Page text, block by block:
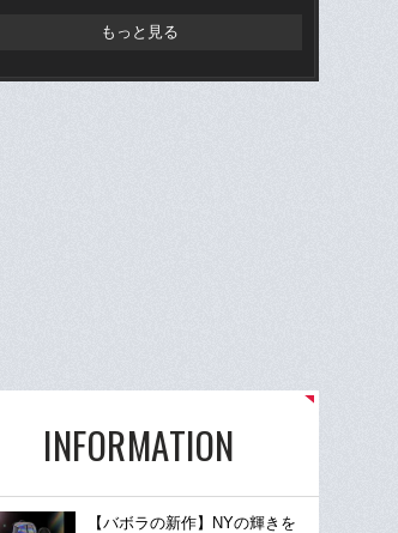
もっと見る
INFORMATION
【バボラの新作】NYの輝きを